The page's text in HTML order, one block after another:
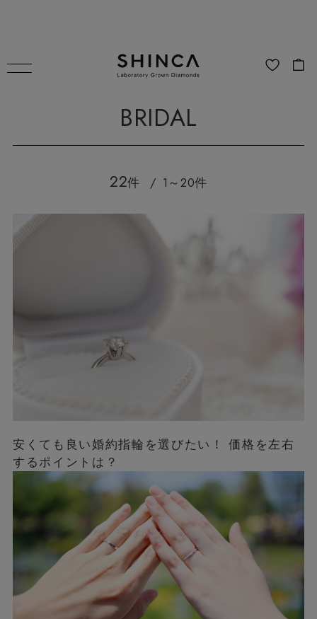
BRIDAL
22件 1～20件
安くても良い婚約指輪を選びたい！ 価格を左右
するポイントは？